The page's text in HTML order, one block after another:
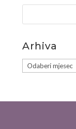
Arhiva
Arhiva